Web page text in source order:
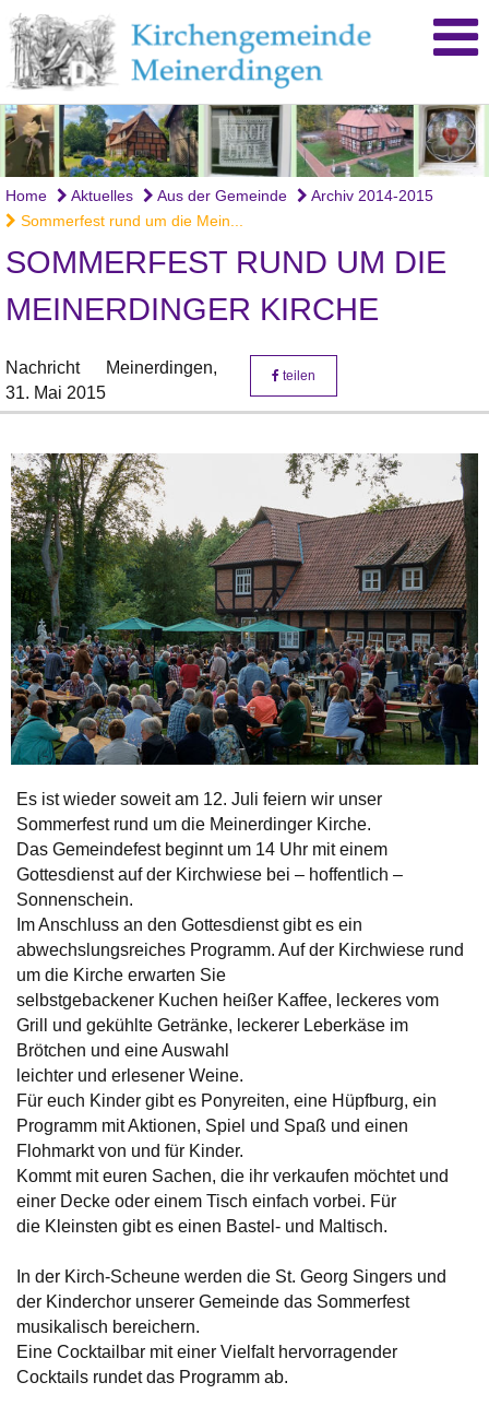
Home Aktuelles Aus der Gemeinde
Archiv 2014-2015
Sommerfest rund um die Mein...
SOMMERFEST RUND UM DIE
MEINERDINGER KIRCHE
Nachricht
Meinerdingen,
31. Mai 2015
teilen
Es ist wieder soweit am 12. Juli feiern wir unser
Sommerfest rund um die Meinerdinger Kirche.
Das Gemeindefest beginnt um 14 Uhr mit einem
Gottesdienst auf der Kirchwiese bei – hoffentlich –
Sonnenschein.
Im Anschluss an den Gottesdienst gibt es ein
abwechslungsreiches Programm. Auf der Kirchwiese rund
um die Kirche erwarten Sie
selbstgebackener Kuchen heißer Kaffee, leckeres vom
Grill und gekühlte Getränke, leckerer Leberkäse im
Brötchen und eine Auswahl
leichter und erlesener Weine.
Für euch Kinder gibt es Ponyreiten, eine Hüpfburg, ein
Programm mit Aktionen, Spiel und Spaß und einen
Flohmarkt von und für Kinder.
Kommt mit euren Sachen, die ihr verkaufen möchtet und
einer Decke oder einem Tisch einfach vorbei. Für
die Kleinsten gibt es einen Bastel- und Maltisch.
In der Kirch-Scheune werden die St. Georg Singers und
der Kinderchor unserer Gemeinde das Sommerfest
musikalisch bereichern.
Eine Cocktailbar mit einer Vielfalt hervorragender
Cocktails rundet das Programm ab.